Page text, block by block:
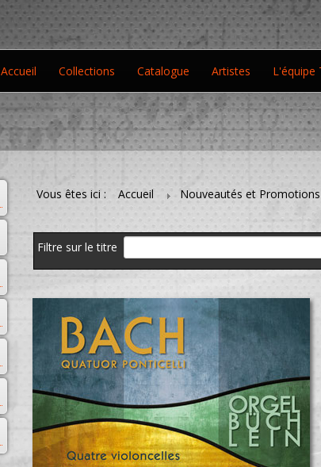
Accueil Collections Catalogue Artistes L'équipe
Vous êtes ici : Accueil Nouveautés et Promotions
Filtre sur le titre